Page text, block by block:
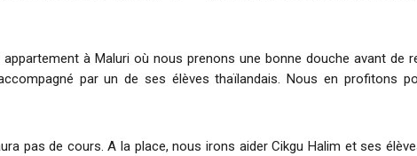
à Maluri où nous prenons une bonne douche avant de
par un de ses élèves thaïlandais. Nous en profitons
pas de cours. A la place, nous irons aider Cikgu Halim et ses